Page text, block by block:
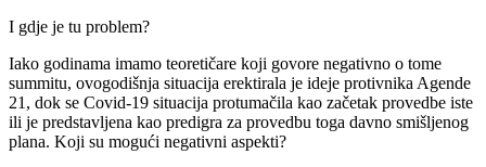
I gdje je tu problem?
Iako godinama imamo teoretičare koji govore negativno o tome
summitu, ovogodišnja situacija erektirala je ideje protivnika Agende
21, dok se Covid-19 situacija protumačila kao začetak provedbe iste
ili je predstavljena kao predigra za provedbu toga davno smišljenog
plana. Koji su mogući negativni aspekti?